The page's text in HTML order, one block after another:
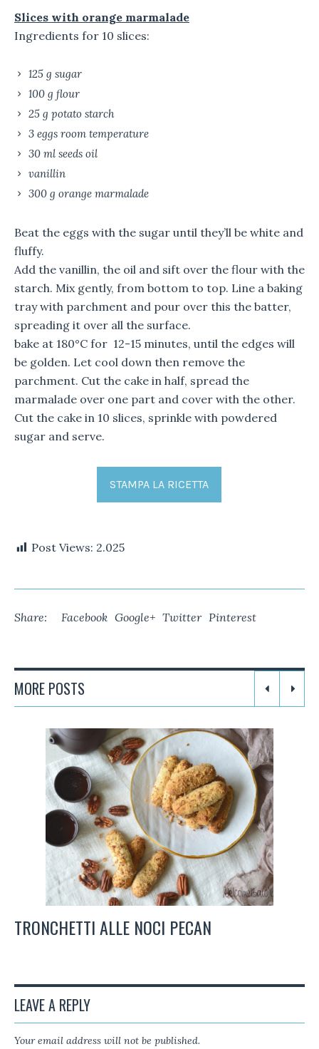
Slices with orange marmalade
Ingredients for 10 slices:
125 g sugar
100 g flour
25 g potato starch
3 eggs room temperature
30 ml seeds oil
vanillin
300 g orange marmalade
Beat the eggs with the sugar until they’ll be white and
fluffy.
Add the vanillin, the oil and sift over the flour with the
starch. Mix gently, from bottom to top. Line a baking
tray with parchment and pour over this the batter,
spreading it over all the surface.
bake at 180°C for 12-15 minutes, until the edges will
be golden. Let cool down then remove the
parchment. Cut the cake in half, spread the
marmalade over one part and cover with the other.
Cut the cake in 10 slices, sprinkle with powdered
sugar and serve.
STAMPA LA RICETTA
Post Views: 2.025
Share: Facebook Google+ Twitter Pinterest
MORE POSTS
TRONCHETTI ALLE NOCI PECAN
LEAVE A REPLY
Your email address will not be published.